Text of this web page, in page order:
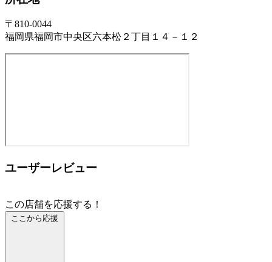
〒810-0044
福岡県福岡市中央区六本松２丁目１４－１２
ユーザーレビュー
この店舗を応援する！
ここから応援